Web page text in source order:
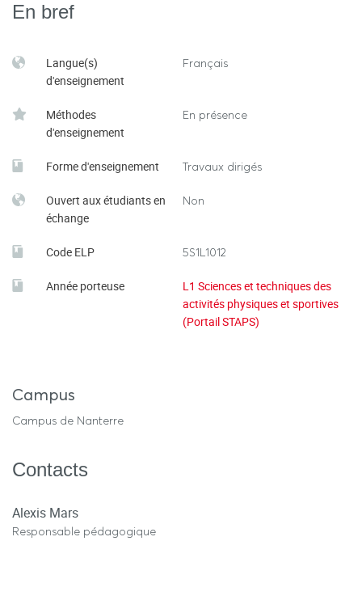
En bref
Langue(s)
d'enseignement
Français
Méthodes
d'enseignement
En présence
Forme d'enseignement Travaux dirigés
Ouvert aux étudiants en
échange
Non
Code ELP 5S1L1012
Année porteuse
L1 Sciences et techniques des
activités physiques et sportives
(Portail STAPS)
Campus
Campus de Nanterre
Contacts
Alexis Mars
Responsable pédagogique